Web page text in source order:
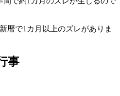
暦で1カ月以上のズレがありま
事